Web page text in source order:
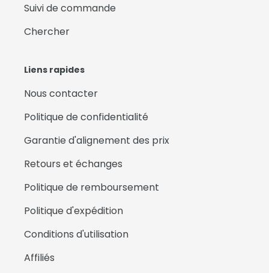
Suivi de commande
Chercher
Liens rapides
Nous contacter
Politique de confidentialité
Garantie d'alignement des prix
Retours et échanges
Politique de remboursement
Politique d'expédition
Conditions d'utilisation
Affiliés